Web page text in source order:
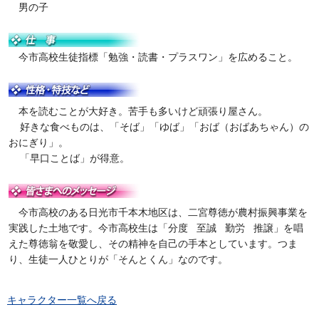
男の子
今市高校生徒指標「勉強・読書・プラスワン」を広めること。
本を読むことが大好き。苦手も多いけど頑張り屋さん。
好きな食べものは、「そば」「ゆば」「おば（おばあちゃん）の
おにぎり」。
「早口ことば」が得意。
今市高校のある日光市千本木地区は、二宮尊徳が農村振興事業を
実践した土地です。今市高校生は「分度 至誠 勤労 推譲」を唱
えた尊徳翁を敬愛し、その精神を自己の手本としています。つま
り、生徒一人ひとりが「そんとくん」なのです。
キャラクター一覧へ戻る